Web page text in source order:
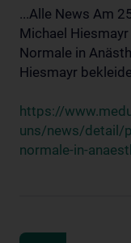
...Alle News Am
Michael
Normale in
Hiesmayr
https://
uns/news/detail/
normale-in-